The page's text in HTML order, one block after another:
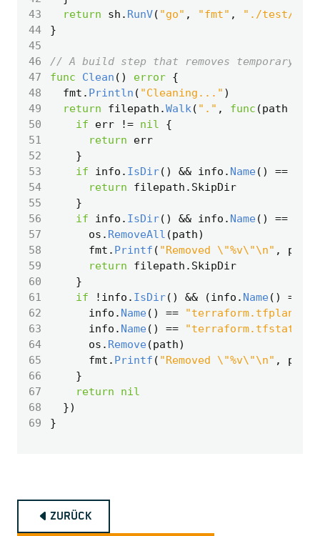
43
return sh . RunV( "go" , "fmt" , "./test/"
44
}
45
46
// A build step that removes temporary
47
func Clean () error {
48
fmt . Println ( "Cleaning..." )
49
return filepath .Walk ( "." , func (path
50
if err != nil
{
51
return
err
52
}
53
if info . IsDir() && info . Name () ==
54
return filepath . SkipDir
55
}
56
if info . IsDir() && info . Name () ==
57
os . RemoveAll (path)
58
fmt . Printf ( "Removed \"%v\"\n" , path
59
return filepath . SkipDir
60
}
61
if ! info . IsDir() && (info . Name () ==
62
info . Name () == "terraform.tfplan"
63
info . Name () ==
64
os . Remove (path)
65
fmt . Printf ( "Removed \"%v\"\n" , path
66
}
67
return
nil
68
})
69
}
ZURÜCK